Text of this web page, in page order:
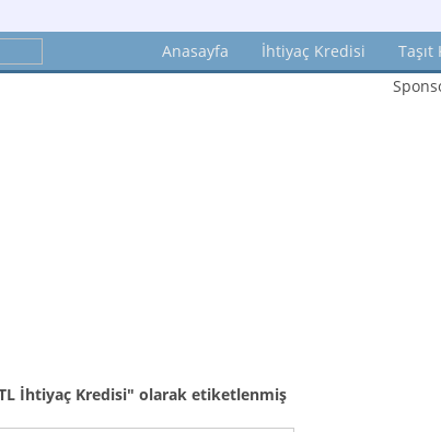
Anasayfa İhtiyaç Kredisi Taşıt
İhtiyaç Kredisi" olarak etiketlenmiş